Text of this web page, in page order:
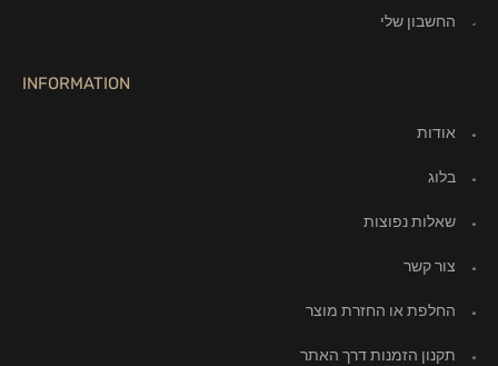
החשבון שלי
INFORMATION
אודות
בלוג
שאלות נפוצות
צור קשר
החלפת או החזרת מוצר
תקנון הזמנות דרך האתר